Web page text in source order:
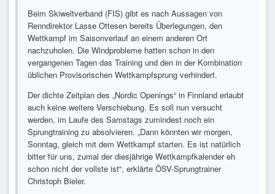
Beim Skiweltverband (FIS) gibt es nach Aussagen von
Renndirektor Lasse Ottesen bereits Überlegungen, den
Wettkampf im Saisonverlauf an einem anderen Ort
nachzuholen. Die Windprobleme hatten schon in den
vergangenen Tagen das Training und den in der Kombination
üblichen Provisorischen Wettkampfsprung verhindert.
Der dichte Zeitplan des „Nordic Openings“ in Finnland erlaubt
auch keine weitere Verschiebung. Es soll nun versucht
werden, im Laufe des Samstags zumindest noch ein
Sprungtraining zu absolvieren. „Dann könnten wir morgen,
Sonntag, gleich mit dem Wettkampf starten. Es ist natürlich
bitter für uns, zumal der diesjährige Wettkampfkalender eh
schon nicht der vollste ist“, erklärte ÖSV-Sprungtrainer
Christoph Bieler.